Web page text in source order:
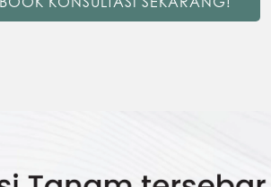
BOOK KONSULTASI SEKARANG!